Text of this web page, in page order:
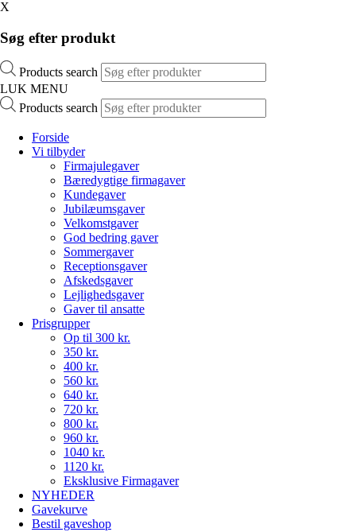
X
Søg efter produkt
Products search
LUK MENU
Products search
Forside
Vi tilbyder
Firmajulegaver
Bæredygtige firmagaver
Kundegaver
Jubilæumsgaver
Velkomstgaver
God bedring gaver
Sommergaver
Receptionsgaver
Afskedsgaver
Lejlighedsgaver
Gaver til ansatte
Prisgrupper
Op til 300 kr.
350 kr.
400 kr.
560 kr.
640 kr.
720 kr.
800 kr.
960 kr.
1040 kr.
1120 kr.
Eksklusive Firmagaver
NYHEDER
Gavekurve
Bestil gaveshop